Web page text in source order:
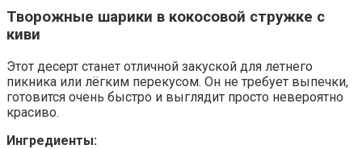
Творожные шарики в кокосовой стружке с
киви
Этот десерт станет отличной закуской для летнего
пикника или лёгким перекусом. Он не требует выпечки,
готовится очень быстро и выглядит просто невероятно
красиво.
Ингредиенты: